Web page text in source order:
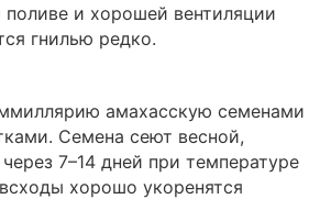
и хорошей вентиляции
гнилью редко.
амахасскую семенами
Семена сеют весной,
7–14 дней при температуре
всходы хорошо укоренятся